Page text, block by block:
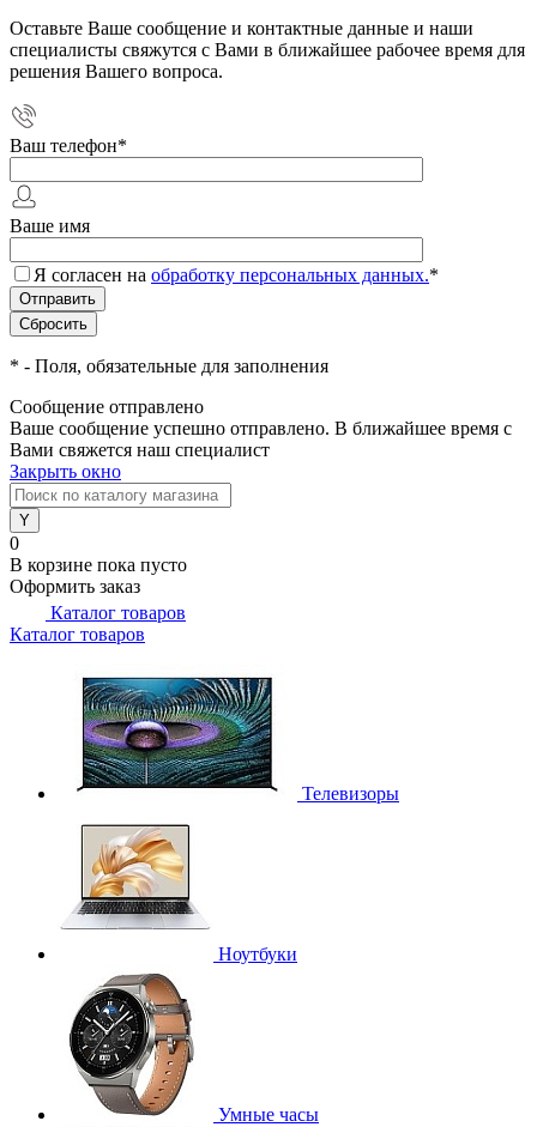
Оставьте Ваше сообщение и контактные данные и наши
специалисты свяжутся с Вами в ближайшее рабочее время для
решения Вашего вопроса.
Ваш телефон*
Ваше имя
Я согласен на обработку персональных данных.*
* - Поля, обязательные для заполнения
Сообщение отправлено
Ваше сообщение успешно отправлено. В ближайшее время с
Вами свяжется наш специалист
Закрыть окно
0
В корзине пока пусто
Оформить заказ
Каталог товаров
Каталог товаров
Телевизоры
Ноутбуки
Умные часы